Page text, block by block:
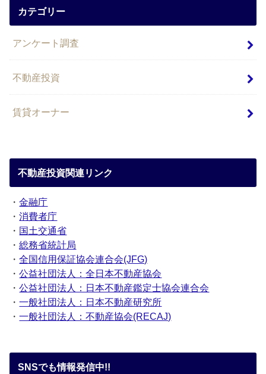
カテゴリー
アンケート調査
不動産投資
賃貸オーナー
不動産投資関連リンク
・金融庁
・消費者庁
・ 国土交通省
・総務省統計局
・全国信用保証協会連合会(JFG)
・公益社団法人：全日本不動産協会
・公益社団法人：日本不動産鑑定士協会連合会
・一般社団法人：日本不動産研究所
・一般社団法人：不動産協会(RECAJ)
SNSでも情報発信中!!